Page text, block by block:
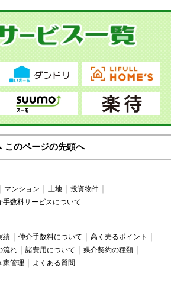
このページの先頭へ
マンション 土地
投資物件
手数料サービスについて
績 仲介手数料について
高く売るポイント
流れ 諸費用について
媒介契約の種類
家管理 よくある質問